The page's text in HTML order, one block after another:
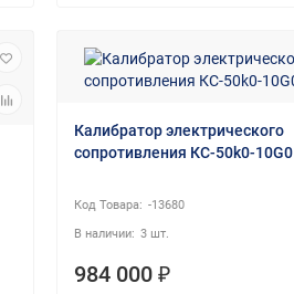
Калибратор электрического
сопротивления КС-50k0-10G0
-13680
3 шт.
984 000 ₽